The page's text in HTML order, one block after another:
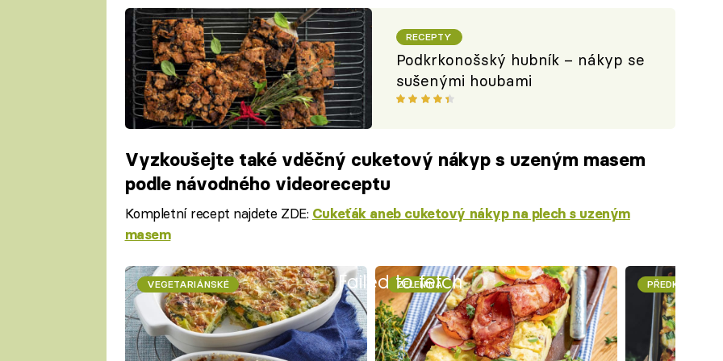
RECEPTY
Podkrkonošský hubník – nákyp se
sušenými houbami
Vyzkoušejte také vděčný cuketový nákyp s uzeným masem
podle návodného videoreceptu
Kompletní recept najdete ZDE: Cukeťák aneb cuketový nákyp na plech s uzeným
masem
Failed to fetch
VEGETARIÁNSKÉ ZELENINA PŘEDKRMY A